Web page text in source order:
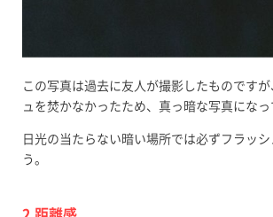
この写真は過去に友人が撮影したものです
ュを焚かなかったため、真っ暗な写真になっ
日光の当たらない暗い場所では必ずフラッシ
う。
2.距離感